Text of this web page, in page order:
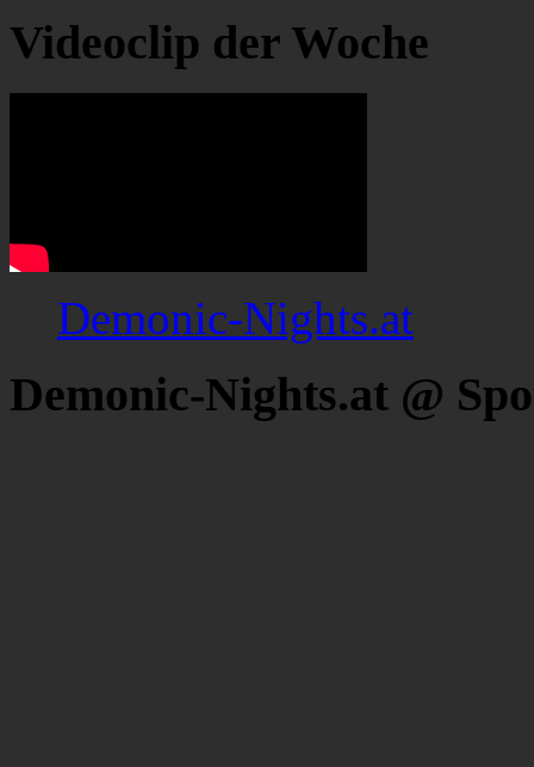
Videoclip der Woche
Demonic-Nights.at
Demonic-Nights.at @